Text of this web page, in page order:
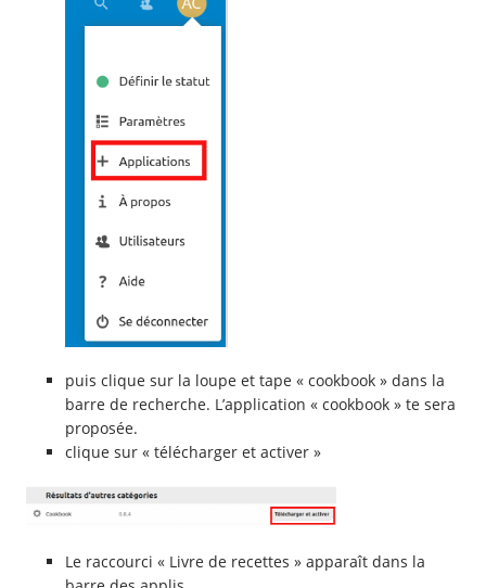
puis clique sur la loupe et tape « cookbook » dans la
barre de recherche. L’application « cookbook » te sera
proposée.
clique sur « télécharger et activer »
Le raccourci « Livre de recettes » apparaît dans la